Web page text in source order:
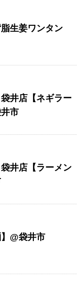
生姜ワンタン
井店【ネギラー
市
井店【ラーメン
@袋井市